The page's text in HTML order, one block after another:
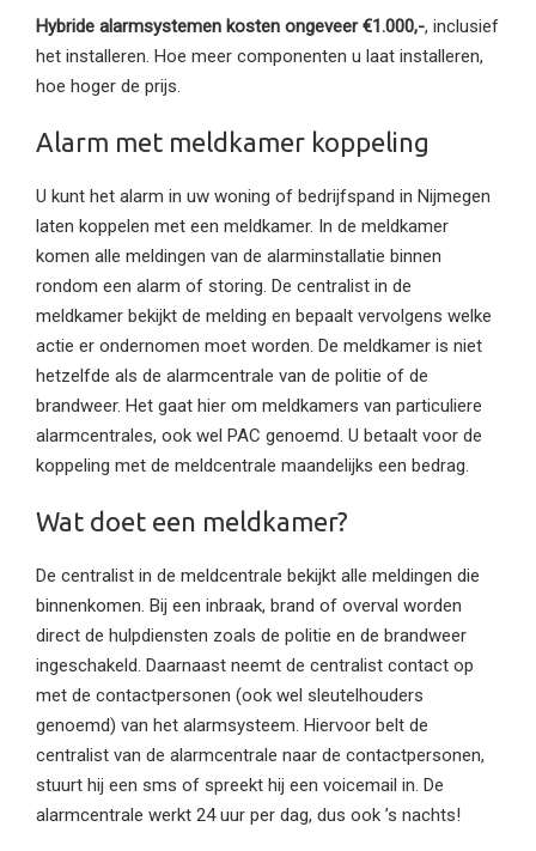
Hybride alarmsystemen kosten ongeveer €1.000,-, inclusief
het installeren. Hoe meer componenten u laat installeren,
hoe hoger de prijs.
Alarm met meldkamer koppeling
U kunt het alarm in uw woning of bedrijfspand in Nijmegen
laten koppelen met een meldkamer. In de meldkamer
komen alle meldingen van de alarminstallatie binnen
rondom een alarm of storing. De centralist in de
meldkamer bekijkt de melding en bepaalt vervolgens welke
actie er ondernomen moet worden. De meldkamer is niet
hetzelfde als de alarmcentrale van de politie of de
brandweer. Het gaat hier om meldkamers van particuliere
alarmcentrales, ook wel PAC genoemd. U betaalt voor de
koppeling met de meldcentrale maandelijks een bedrag.
Wat doet een meldkamer?
De centralist in de meldcentrale bekijkt alle meldingen die
binnenkomen. Bij een inbraak, brand of overval worden
direct de hulpdiensten zoals de politie en de brandweer
ingeschakeld. Daarnaast neemt de centralist contact op
met de contactpersonen (ook wel sleutelhouders
genoemd) van het alarmsysteem. Hiervoor belt de
centralist van de alarmcentrale naar de contactpersonen,
stuurt hij een sms of spreekt hij een voicemail in. De
alarmcentrale werkt 24 uur per dag, dus ook ’s nachts!